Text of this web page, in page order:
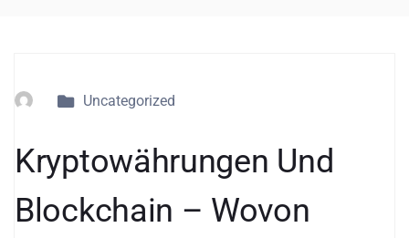
Uncategorized
Kryptowährungen Und
Blockchain – Wovon